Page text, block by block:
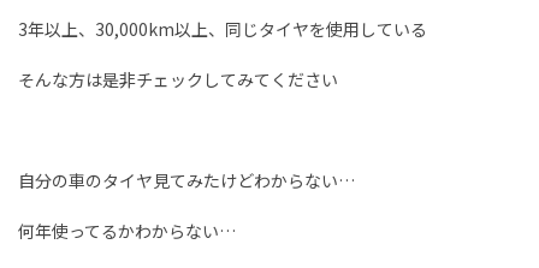
3年以上、30,000km以上、同じタイヤを使用している
そんな方は是非チェックしてみてください
自分の車のタイヤ見てみたけどわからない…
何年使ってるかわからない…